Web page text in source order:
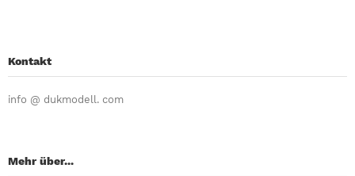
Kontakt
info @ dukmodell. com
Mehr über...